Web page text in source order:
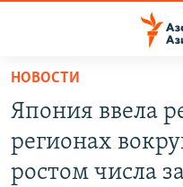
Вернуться
основному
содержанию
Вернутся
ВОЙНА В УКРАИНЕ
НОВОСТИ
Япония ввела
регионах
ростом числа